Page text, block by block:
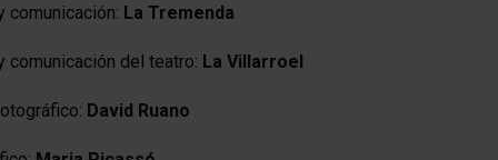
comunicación: La Tremenda
comunicación del teatro: La Villarroel
David Ruano